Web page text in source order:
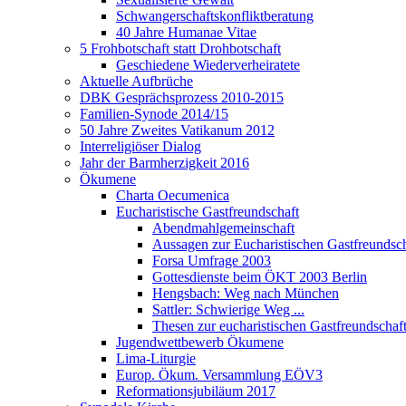
Schwangerschaftskonfliktberatung
40 Jahre Humanae Vitae
5 Frohbotschaft statt Drohbotschaft
Geschiedene Wiederverheiratete
Aktuelle Aufbrüche
DBK Gesprächsprozess 2010-2015
Familien-Synode 2014/15
50 Jahre Zweites Vatikanum 2012
Interreligiöser Dialog
Jahr der Barmherzigkeit 2016
Ökumene
Charta Oecumenica
Eucharistische Gastfreundschaft
Abendmahlgemeinschaft
Aussagen zur Eucharistischen
Forsa Umfrage 2003
Gottesdienste beim ÖKT 2003 Berlin
Hengsbach: Weg nach München
Sattler: Schwierige Weg ...
Thesen zur eucharistischen Gastfreundschaft
Jugendwettbewerb Ökumene
Lima-Liturgie
Europ. Ökum. Versammlung EÖV3
Reformationsjubiläum 2017